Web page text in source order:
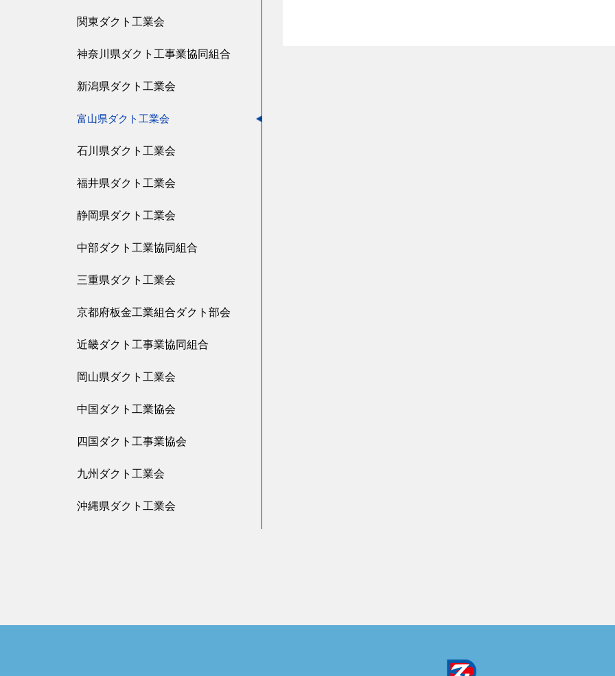
関東ダクト工業会
神奈川県ダクト工事業協同組合
新潟県ダクト工業会
富山県ダクト工業会
石川県ダクト工業会
福井県ダクト工業会
静岡県ダクト工業会
中部ダクト工業協同組合
三重県ダクト工業会
京都府板金工業組合ダクト部会
近畿ダクト工事業協同組合
岡山県ダクト工業会
中国ダクト工業協会
四国ダクト工事業協会
九州ダクト工業会
沖縄県ダクト工業会